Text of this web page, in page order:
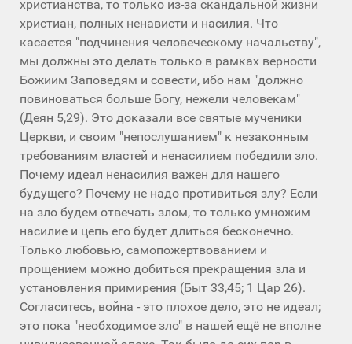
христианства, то только из-за скандальной жизни
христиан, полных ненависти и насилия. Что
касается "подчинения человеческому начальству",
мы должны это делать только в рамках верности
Божиим Заповедям и совести, ибо нам "должно
повиноваться больше Богу, нежели человекам"
(Деян 5,29). Это доказали все святые мученики
Церкви, и своим "непослушанием" к незаконным
требованиям властей и ненасилием победили зло.
Почему идеал ненасилия важен для нашего
будущего? Почему не надо противиться злу? Если
на зло будем отвечать злом, то только умножим
насилие и цепь его будет длиться бесконечно.
Только любовью, самопожертвованием и
прощением можно добиться прекращения зла и
установления примирения (Быт 33,45; 1 Цар 26).
Согласитесь, война - это плохое дело, это не идеал;
это пока "необходимое зло" в нашей ещё не вполне